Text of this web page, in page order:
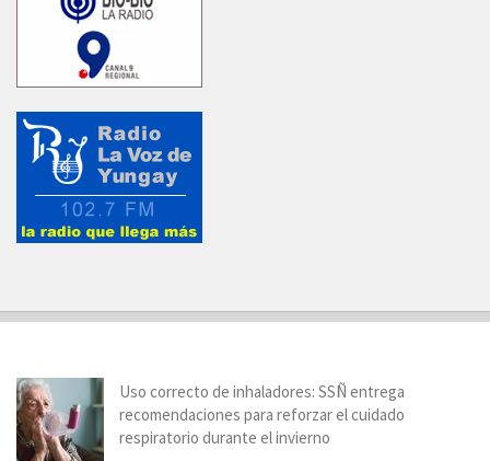
Uso correcto de inhaladores: SSÑ entrega
recomendaciones para reforzar el cuidado
respiratorio durante el invierno